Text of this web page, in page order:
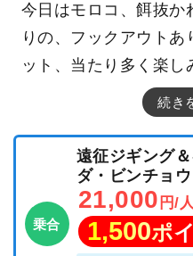
今日はモロコ、餌抜か
りの、フックアウト
ット、当たり多く楽し
続き
乗合
遠征ジギング
ダ・ビンチョ
21,000 円/人
1,500ポ